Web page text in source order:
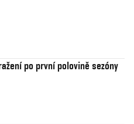
po první polovině sezóny